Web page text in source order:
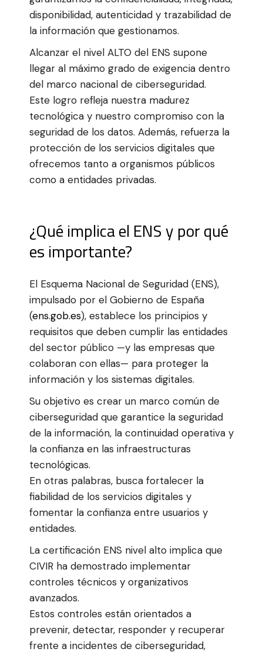
disponibilidad, autenticidad y trazabilidad de
la información que gestionamos.
Alcanzar el nivel ALTO del ENS supone
llegar al máximo grado de exigencia dentro
del marco nacional de ciberseguridad.
Este logro refleja nuestra madurez
tecnológica y nuestro compromiso con la
seguridad de los datos. Además, refuerza la
protección de los servicios digitales que
ofrecemos tanto a organismos públicos
como a entidades privadas.
¿Qué implica el ENS y por qué
es importante?
El Esquema Nacional de Seguridad (ENS),
impulsado por el Gobierno de España
(ens.gob.es), establece los principios y
requisitos que deben cumplir las entidades
del sector público —y las empresas que
colaboran con ellas— para proteger la
información y los sistemas digitales.
Su objetivo es crear un marco común de
ciberseguridad que garantice la seguridad
de la información, la continuidad operativa y
la confianza en las infraestructuras
tecnológicas.
En otras palabras, busca fortalecer la
fiabilidad de los servicios digitales y
fomentar la confianza entre usuarios y
entidades.
La certificación ENS nivel alto implica que
CIVIR ha demostrado implementar
controles técnicos y organizativos
avanzados.
Estos controles están orientados a
prevenir, detectar, responder y recuperar
frente a incidentes de ciberseguridad,